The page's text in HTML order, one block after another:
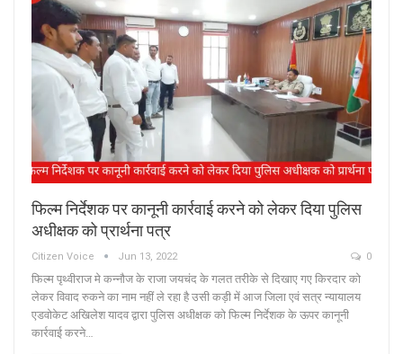
फिल्म निर्देशक पर कानूनी कार्रवाई करने को लेकर दिया पुलिस
अधीक्षक को प्रार्थना पत्र
Citizen Voice Jun 13, 2022 0
फिल्म पृथ्वीराज मे कन्नौज के राजा जयचंद के गलत तरीके से दिखाए गए किरदार को
लेकर विवाद रुकने का नाम नहीं ले रहा है उसी कड़ी में आज जिला एवं सत्र न्यायालय
एडवोकेट अखिलेश यादव द्वारा पुलिस अधीक्षक को फिल्म निर्देशक के ऊपर कानूनी
कार्रवाई करने…